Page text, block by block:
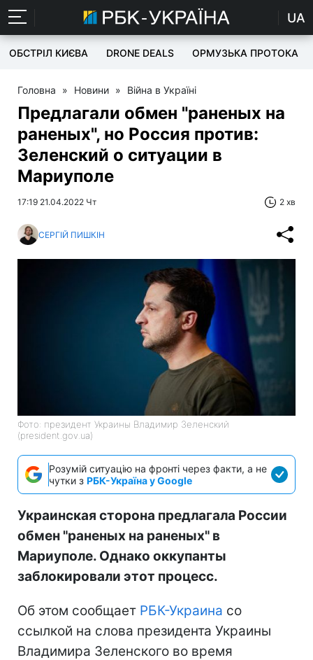
UA
ОБСТРІЛ КИЄВА DRONE DEALS ОРМУЗЬКА ПРОТОКА
Головна » Новини » Війна в Україні
Предлагали обмен "раненых на
раненых", но Россия против:
Зеленский о ситуации в
Мариуполе
17:19 21.04.2022 Чт 2 хв
СЕРГІЙ ПИШКІН
Фото: президент Украины Владимир Зеленский
(president.gov.ua)
Розумій ситуацію на фронті через факти, а не
чутки з РБК-Україна у Google
Украинская сторона предлагала России
обмен "раненых на раненых" в
Мариуполе. Однако оккупанты
заблокировали этот процесс.
Об этом сообщает РБК-Украина со
ссылкой на слова президента Украины
Владимира Зеленского во время